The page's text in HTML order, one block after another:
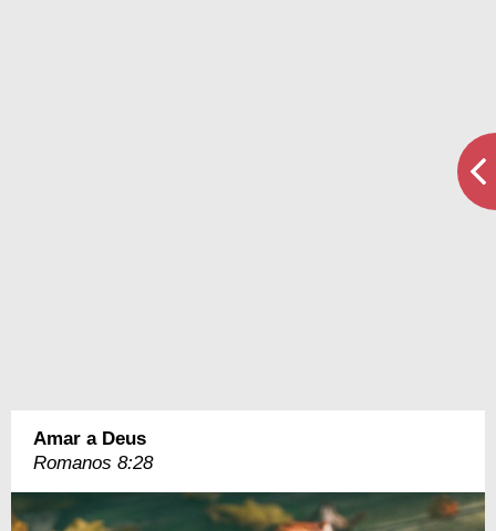
Amar a Deus
Romanos 8:28